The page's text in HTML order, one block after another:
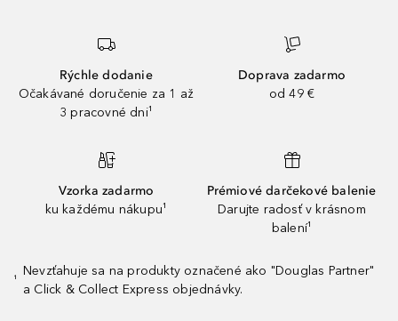
Rýchle dodanie
Očakávané doručenie za 1 až
3 pracovné dni¹
Doprava zadarmo
od 49 €
Vzorka zadarmo
ku každému nákupu¹
Prémiové darčekové balenie
Darujte radosť v krásnom
balení¹
¹
Nevzťahuje sa na produkty označené ako "Douglas Partner"
a Click & Collect Express objednávky.